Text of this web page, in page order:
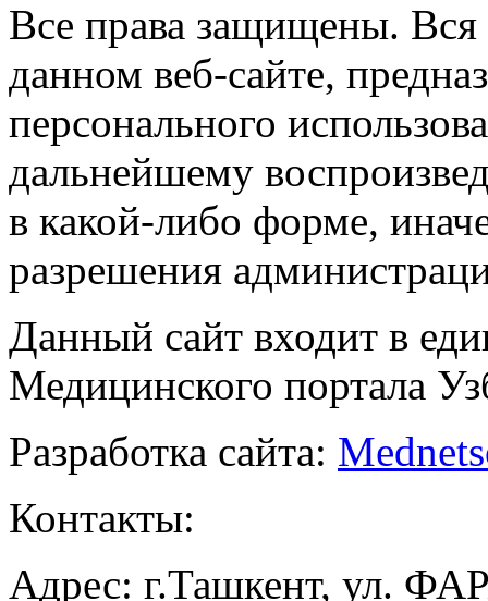
Все права защищены.
данном веб-сайте,
персонального
дальнейшему
в какой-либо форме,
разрешения
Данный сайт входит в
Медицинского портала
Разработка сайта:
Контакты:
Адрес: г.Ташкент, ул.